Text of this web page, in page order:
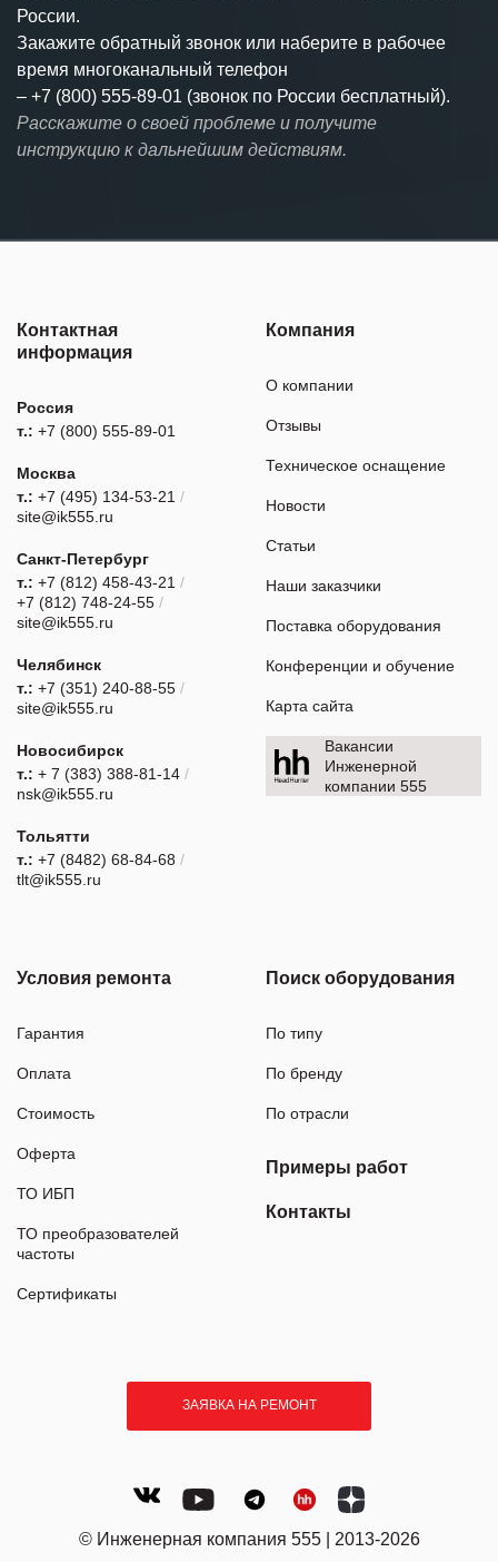
России.
Закажите обратный звонок или наберите в рабочее
время многоканальный телефон
– +7 (800) 555-89-01 (звонок по России бесплатный).
Расскажите о своей проблеме и получите
инструкцию к дальнейшим действиям.
Контактная
информация
Россия
т.: +7 (800) 555-89-01
Москва
т.: +7 (495) 134-53-21 /
site@ik555.ru
Санкт-Петербург
т.: +7 (812) 458-43-21 /
+7 (812) 748-24-55 /
site@ik555.ru
Челябинск
т.: +7 (351) 240-88-55 /
site@ik555.ru
Новосибирск
т.: + 7 (383) 388-81-14 /
nsk@ik555.ru
Тольятти
т.: +7 (8482) 68-84-68 /
tlt@ik555.ru
Компания
О компании
Отзывы
Техническое оснащение
Новости
Статьи
Наши заказчики
Поставка оборудования
Конференции и обучение
Карта сайта
Вакансии
Инженерной
компании 555
Условия ремонта
Гарантия
Оплата
Стоимость
Оферта
ТО ИБП
ТО преобразователей
частоты
Сертификаты
Поиск оборудования
По типу
По бренду
По отрасли
Примеры работ
Контакты
ЗАЯВКА НА РЕМОНТ
© Инженерная компания 555 | 2013-2026